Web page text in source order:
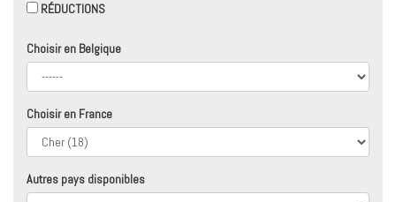
RÉDUCTIONS
Choisir en Belgique
Choisir en France
Autres pays disponibles